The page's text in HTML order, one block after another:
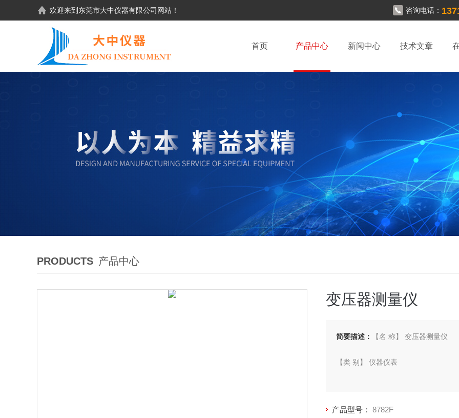
欢迎来到东莞市大中仪器有限公司网站！ 咨询电话：
首页 产品中心 新闻中心 技术文章
PRODUCTS 产品中心
变压器测量仪
简要描述： 【名 称】 变压器测量仪
【类 别】 仪器仪表
【厂 商】 青 智
产品型号： 8782F